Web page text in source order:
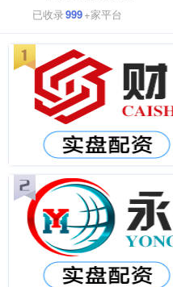
已收录999+家平台